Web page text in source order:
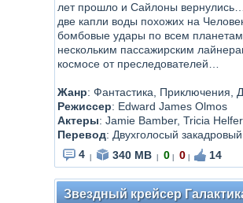
лет прошло и Сайлоны
две капли воды похожих на
бомбовые удары по всем
нескольким пассажирским
космосе от преследователей…
Жанр: Фантастика, Приключения,
Режиссер: Edward James Olmos
Актеры: Jamie Bamber, Tricia
Перевод: Двухголосый закадровый
4
340 MB 0 0 14
Звездный крейсер